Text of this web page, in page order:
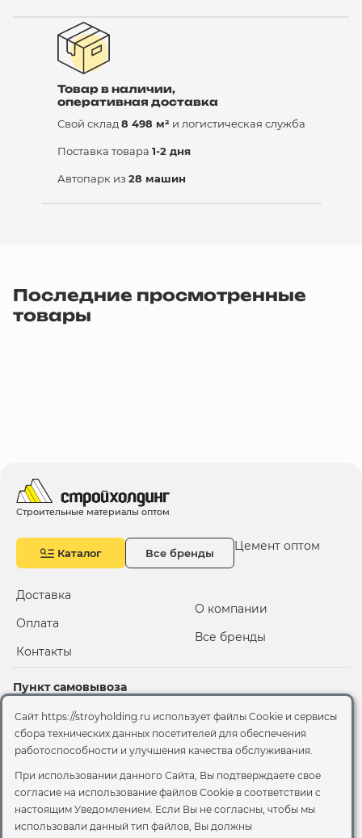
Товар в наличии,
оперативная доставка
Свой склад 8 498 м² и логистическая служба
Поставка товара 1-2 дня
Автопарк из 28 машин
Последние просмотренные
товары
Строительные материалы оптом
Каталог Все бренды Цемент оптом
Доставка
Оплата
Контакты
О компании
Все бренды
Пункт самовывоза
2-й Иртышский проезд,
территория 2А стр.3
Офис
Москва, ул. Вятская, 49с1
© 2026 Стройхолдинг | г. Москва
Сайт https://stroyholding.ru использует файлы Cookie и сервисы
сбора технических данных посетителей для обеспечения
работоспособности и улучшения качества обслуживания.
При использовании данного Сайта, Вы подтверждаете свое
согласие на использование файлов Cookie в соответствии с
настоящим Уведомлением. Если Вы не согласны, чтобы мы
использовали данный тип файлов, Вы должны